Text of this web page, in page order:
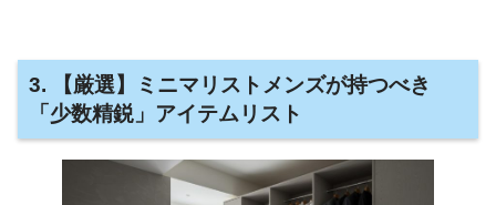
3. 【厳選】ミニマリストメンズが持つべき
「少数精鋭」アイテムリスト